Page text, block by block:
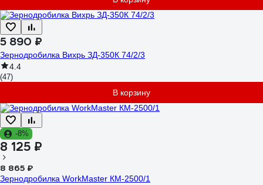
5 890 ₽
Зернодробилка Вихрь ЗД-350К 74/2/3
4.4
(47)
В корзину
-8%
8 125 ₽
8 865 ₽
Зернодробилка WorkMaster КМ-2500/1